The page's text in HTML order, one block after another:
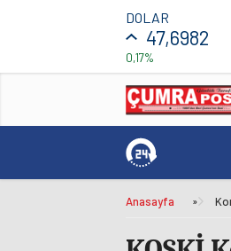
DOLAR
47,6982
0,17%
Anasayfa »